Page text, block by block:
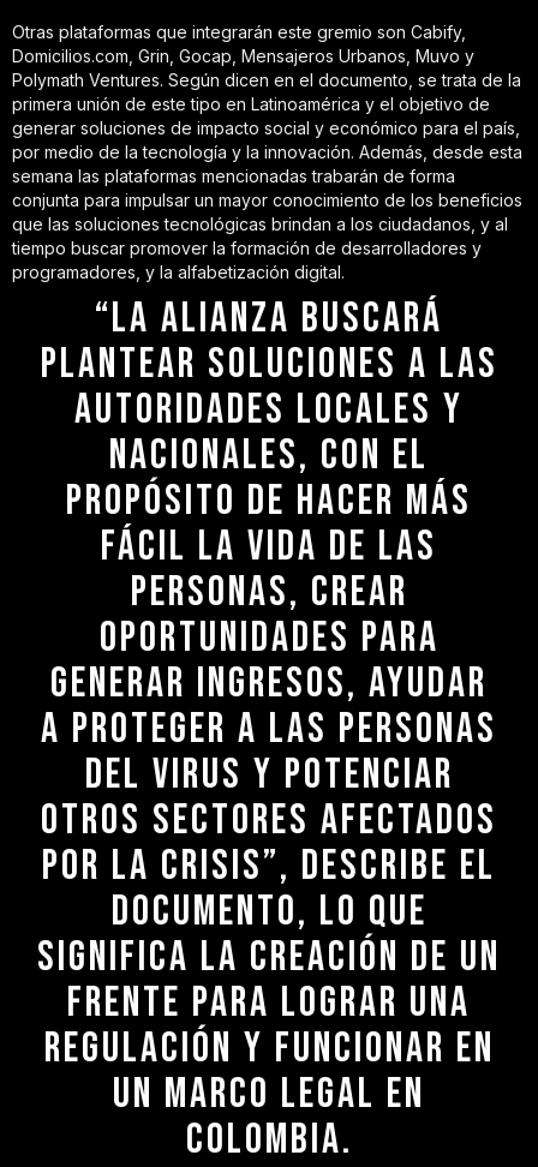
Otras plataformas que integrarán este gremio son Cabify,
Domicilios.com, Grin, Gocap, Mensajeros Urbanos, Muvo y
Polymath Ventures. Según dicen en el documento, se trata de la
primera unión de este tipo en Latinoamérica y el objetivo de
generar soluciones de impacto social y económico para el país,
por medio de la tecnología y la innovación. Además, desde esta
semana las plataformas mencionadas trabarán de forma
conjunta para impulsar un mayor conocimiento de los beneficios
que las soluciones tecnológicas brindan a los ciudadanos, y al
tiempo buscar promover la formación de desarrolladores y
programadores, y la alfabetización digital.
“LA ALIANZA BUSCARÁ
PLANTEAR SOLUCIONES A LAS
AUTORIDADES LOCALES Y
NACIONALES, CON EL
PROPÓSITO DE HACER MÁS
FÁCIL LA VIDA DE LAS
PERSONAS, CREAR
OPORTUNIDADES PARA
GENERAR INGRESOS, AYUDAR
A PROTEGER A LAS PERSONAS
DEL VIRUS Y POTENCIAR
OTROS SECTORES AFECTADOS
POR LA CRISIS”, DESCRIBE EL
DOCUMENTO, LO QUE
SIGNIFICA LA CREACIÓN DE UN
FRENTE PARA LOGRAR UNA
REGULACIÓN Y FUNCIONAR EN
UN MARCO LEGAL EN
COLOMBIA.